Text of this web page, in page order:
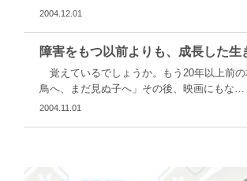
2004.12.01
覚えているでしょうか。もう20年以上前
鳥へ、まだ見ぬ子へ」その後、映画にもな…
2004.11.01